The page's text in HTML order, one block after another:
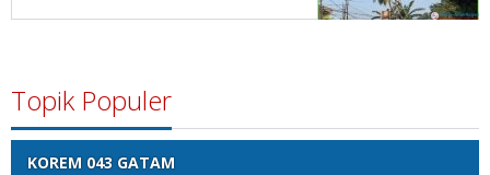
Topik Populer
KOREM 043 GATAM